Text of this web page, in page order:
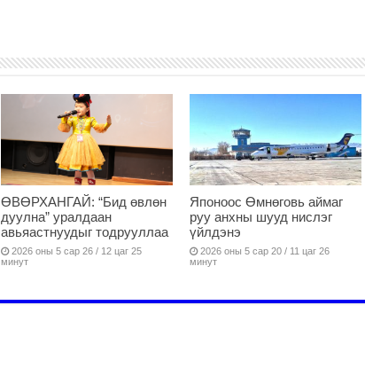
ӨВӨРХАНГАЙ: “Бид өвлөн
дуулна” уралдаан
авьяастнуудыг тодрууллаа
2026 оны 5 сар 26 / 12 цаг 25
минут
Японоос Өмнөговь аймаг
руу анхны шууд нислэг
үйлдэнэ
2026 оны 5 сар 20 / 11 цаг 26
минут